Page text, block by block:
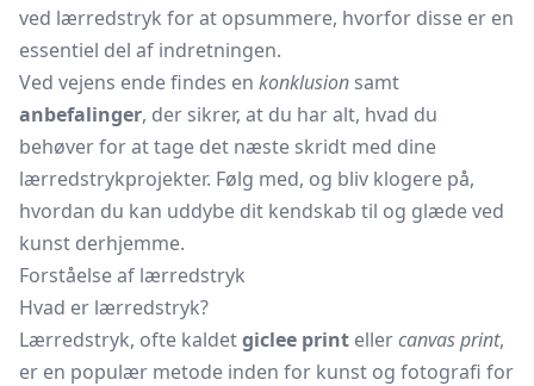
ved lærredstryk for at opsummere, hvorfor disse er en
essentiel del af indretningen.
Ved vejens ende findes en konklusion samt
anbefalinger, der sikrer, at du har alt, hvad du
behøver for at tage det næste skridt med dine
lærredstrykprojekter. Følg med, og bliv klogere på,
hvordan du kan uddybe dit kendskab til og glæde ved
kunst derhjemme.
Forståelse af lærredstryk
Hvad er lærredstryk?
Lærredstryk, ofte kaldetgiclee print ellercanvas print,
er en populær metode inden for kunst og fotografi for